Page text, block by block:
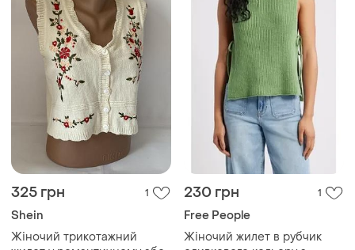
325 грн 1
Shein
Жіночий трикотажний
230 грн 1
Free People
Жіночий жилет в рубчик